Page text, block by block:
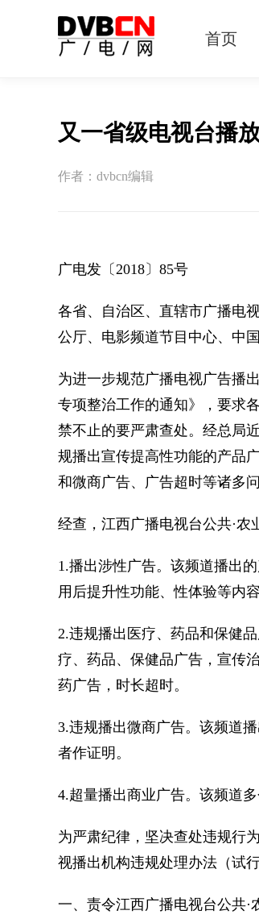
首页
又一省级电视台播
作者：dvbcn编辑
广电发〔2018〕85号
各省、自治区、直辖市广播电
公厅、电影频道节目中心、中
为进一步规范广播电视广告播
专项整治工作的通知》，要求
禁不止的要严肃查处。经总局
规播出宣传提高性功能的产品
和微商广告、广告超时等诸多
经查，江西广播电视台公共·农
1.播出涉性广告。该频道播出
用后提升性功能、性体验等内容
2.违规播出医疗、药品和保健
疗、药品、保健品广告，宣传
药广告，时长超时。
3.违规播出微商广告。该频道
者作证明。
4.超量播出商业广告。该频道
为严肃纪律，坚决查处违规行
视播出机构违规处理办法（试
一、责令江西广播电视台公共·